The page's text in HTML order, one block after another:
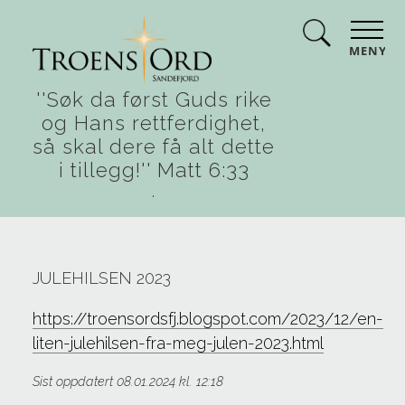
''Søk da først Guds rike
og Hans rettferdighet,
så skal dere få alt dette
i tillegg!'' Matt 6:33
.
MENY
JULEHILSEN 2023
https://troensordsfj.blogspot.com/2023/12/en-
liten-julehilsen-fra-meg-julen-2023.html
Sist oppdatert 08.01.2024 kl. 12:18